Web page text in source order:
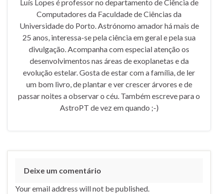
Luís Lopes é professor no departamento de Ciência de
Computadores da Faculdade de Ciências da
Universidade do Porto. Astrónomo amador há mais de
25 anos, interessa-se pela ciência em geral e pela sua
divulgação. Acompanha com especial atenção os
desenvolvimentos nas áreas de exoplanetas e da
evolução estelar. Gosta de estar com a família, de ler
um bom livro, de plantar e ver crescer árvores e de
passar noites a observar o céu. Também escreve para o
AstroPT de vez em quando ;-)
Deixe um comentário
Your email address will not be published.